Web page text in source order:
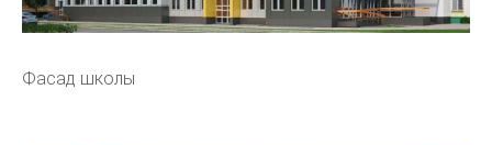
Фасад школы